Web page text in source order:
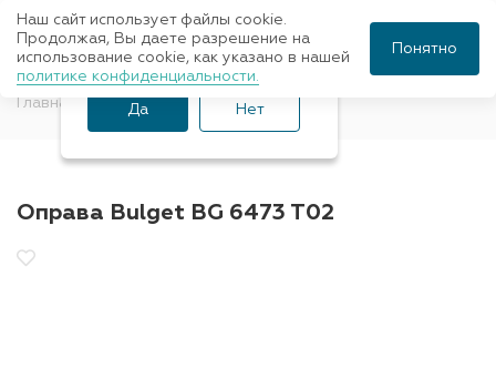
Главная Оправы для очков Bulget
Оправа Bulget BG 6473 T02
Ваш город Санкт-
Петербург?
Да Нет
Наш сайт использует файлы cookie.
Продолжая, Вы даете разрешение на
использование cookie, как указано в нашей
политике конфиденциальности.
Понятно